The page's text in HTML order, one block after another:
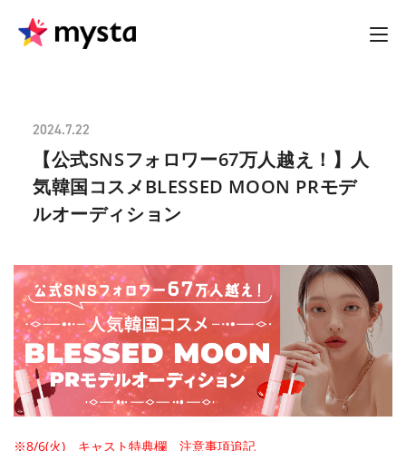
2024.7.22
【公式SNSフォロワー67万人越え！】人
気韓国コスメBLESSED MOON PRモデ
ルオーディション
※8/6(火) キャスト特典欄 注意事項追記